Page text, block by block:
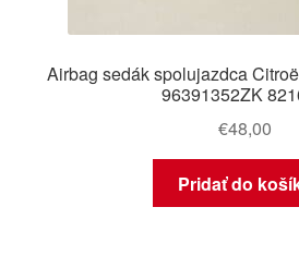
Airbag sedák spolujazdca
96391352ZK
€48,00
Pridať do